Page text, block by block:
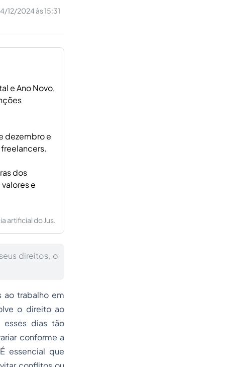
12/2024 às 15:31
e Ano Novo,
dezembro e
dos
e
artificial do Jus.
direitos, o
ao trabalho em
o direito ao
esses dias tão
conforme a
essencial que